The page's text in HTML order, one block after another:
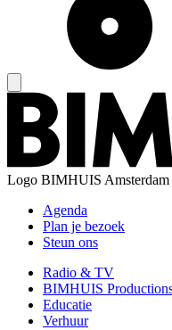
Logo BIMHUIS Amsterdam
Agenda
Plan je bezoek
Steun ons
Radio & TV
BIMHUIS
Educatie
Verhuur